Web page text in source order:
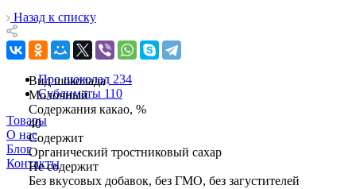
Вид шоколада
Молочный
Содержания какао, %
40
Содержит
Органический тростниковый сахар
Не содержит
Без вкусовых добавок, без ГМО, без загустителей
Назад к списку
Про шоколад 234
Сублиматы 110
Товары
О нас
Блог
Контакты